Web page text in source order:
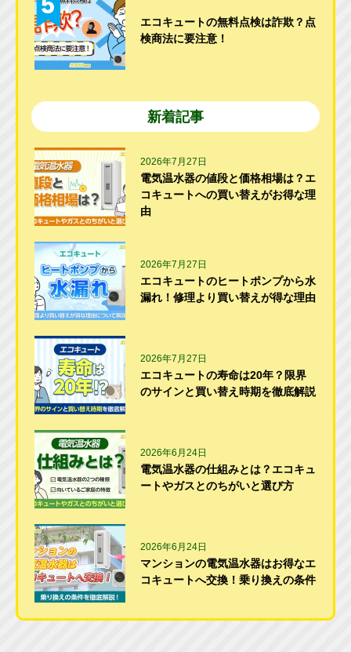
エコキュートの無料点検は詐欺？点
検商法に要注意！
新着記事
2026年7月27日
電気温水器の値段と価格相場は？エ
コキュートへの買い替えがお得な理
由
2026年7月27日
エコキュートのヒートポンプから水
漏れ！修理より買い替えが得な理由
2026年7月27日
エコキュートの寿命は20年？限界
のサインと買い替え時期を徹底解説
2026年6月24日
電気温水器の仕組みとは？エコキュ
ートやガスとのちがいと選び方
2026年6月24日
マンションの電気温水器はお得なエ
コキュートへ交換！乗り換えの条件